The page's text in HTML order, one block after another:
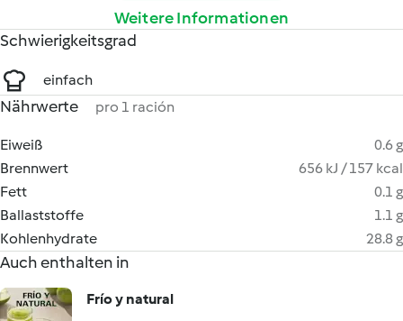
Weitere Informationen
Schwierigkeitsgrad
einfach
Nährwerte pro 1 ración
Eiweiß
0.6 g
Brennwert
656 kJ / 157 kcal
Fett
0.1 g
Ballaststoffe
1.1 g
Kohlenhydrate
28.8 g
Auch enthalten in
Frío y natural